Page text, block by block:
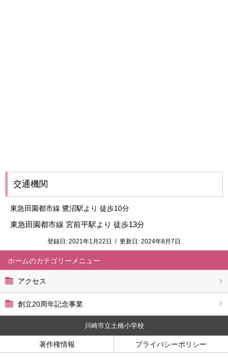
ホーム
アクセス
創立20周年記念事業
交通機関
東急田園都市線 鷺沼駅より 徒歩10分
東急田園都市線 宮前平駅より 徒歩13分
登録日: 2021年1月22日 / 更新日: 2024年8月7日
川崎市立土橋小学校
著作権情報 プライバシーポリシー